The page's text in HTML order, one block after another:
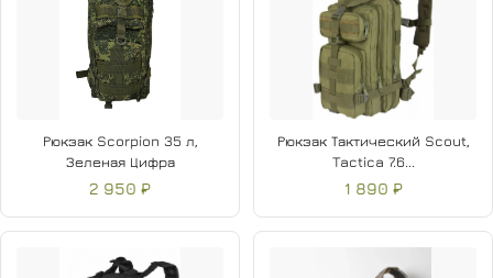
Рюкзак Scorpion 35 л,
Зеленая Цифра
2 950 ₽
Рюкзак Тактический Scout,
Tactica 7.6...
1 890 ₽